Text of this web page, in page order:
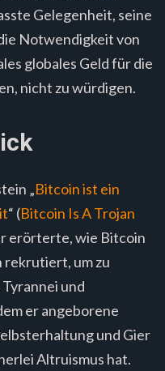
Gelegenheit, seine
Notwendigkeit von
globales Geld für die
nicht zu würdigen.
„Bitcoin ist ein
“ (Bitcoin Is A Trojan
erörterte, wie Bitcoin
rekrutiert, um zu
und
er angeborene
und Gier
Altruismus hat.